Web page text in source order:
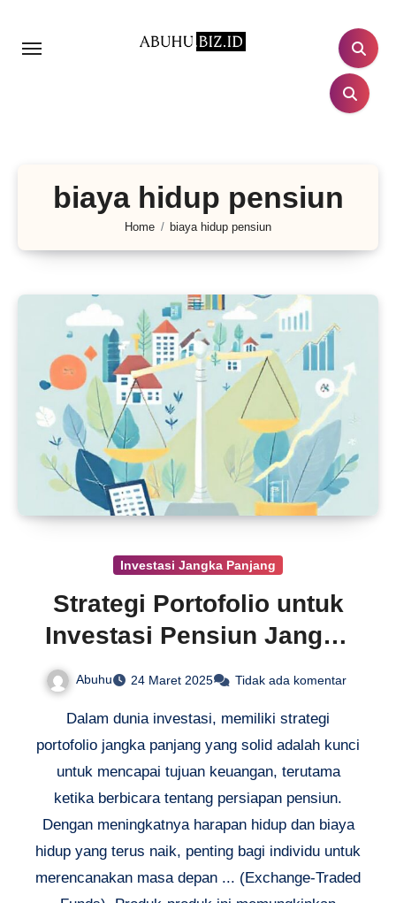
biaya hidup pensiun
Home biaya hidup pensiun
Investasi Jangka Panjang
Strategi Portofolio untuk
Investasi Pensiun Jangka
Panjang
Abuhu 24 Maret 2025 Tidak ada komentar
Dalam dunia investasi, memiliki strategi
portofolio jangka panjang yang solid adalah kunci
untuk mencapai tujuan keuangan, terutama
ketika berbicara tentang persiapan pensiun.
Dengan meningkatnya harapan hidup dan biaya
hidup yang terus naik, penting bagi individu untuk
merencanakan masa depan ... (Exchange-Traded